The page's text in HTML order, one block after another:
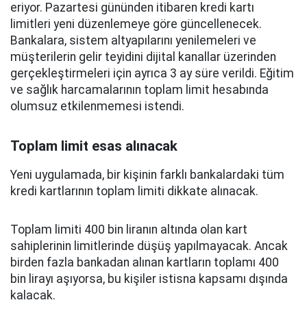
eriyor. Pazartesi gününden itibaren kredi kartı
limitleri yeni düzenlemeye göre güncellenecek.
Bankalara, sistem altyapılarını yenilemeleri ve
müşterilerin gelir teyidini dijital kanallar üzerinden
gerçekleştirmeleri için ayrıca 3 ay süre verildi. Eğitim
ve sağlık harcamalarının toplam limit hesabında
olumsuz etkilenmemesi istendi.
Toplam limit esas alınacak
Yeni uygulamada, bir kişinin farklı bankalardaki tüm
kredi kartlarının toplam limiti dikkate alınacak.
Toplam limiti 400 bin liranın altında olan kart
sahiplerinin limitlerinde düşüş yapılmayacak. Ancak
birden fazla bankadan alınan kartların toplamı 400
bin lirayı aşıyorsa, bu kişiler istisna kapsamı dışında
kalacak.